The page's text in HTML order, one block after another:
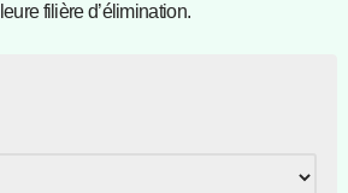
filière d’élimination.